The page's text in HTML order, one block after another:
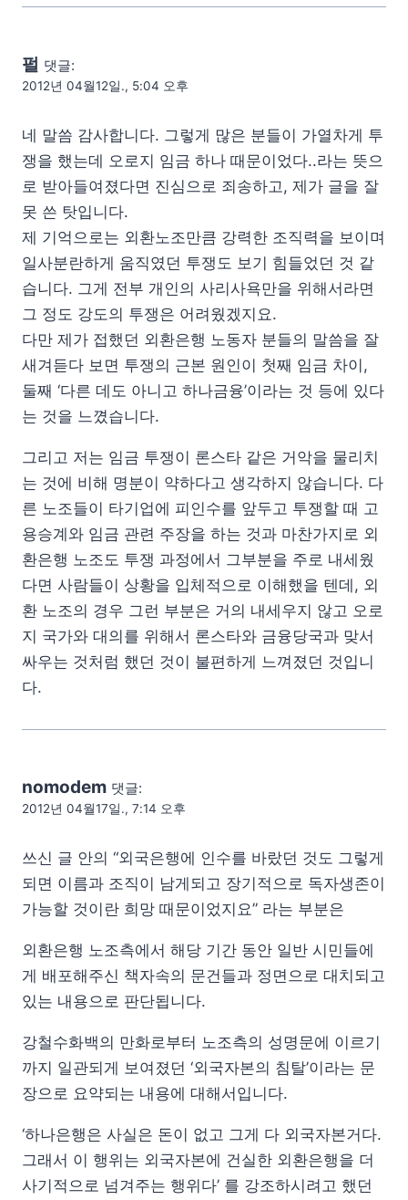
펄 댓글:
2012년 04월12일., 5:04 오후
네 말씀 감사합니다. 그렇게 많은 분들이 가열차게 투
쟁을 했는데 오로지 임금 하나 때문이었다..라는 뜻으
로 받아들여졌다면 진심으로 죄송하고, 제가 글을 잘
못 쓴 탓입니다.
제 기억으로는 외환노조만큼 강력한 조직력을 보이며
일사분란하게 움직였던 투쟁도 보기 힘들었던 것 같
습니다. 그게 전부 개인의 사리사욕만을 위해서라면
그 정도 강도의 투쟁은 어려웠겠지요.
다만 제가 접했던 외환은행 노동자 분들의 말씀을 잘
새겨듣다 보면 투쟁의 근본 원인이 첫째 임금 차이,
둘째 ‘다른 데도 아니고 하나금융’이라는 것 등에 있다
는 것을 느꼈습니다.
그리고 저는 임금 투쟁이 론스타 같은 거악을 물리치
는 것에 비해 명분이 약하다고 생각하지 않습니다. 다
른 노조들이 타기업에 피인수를 앞두고 투쟁할 때 고
용승계와 임금 관련 주장을 하는 것과 마찬가지로 외
환은행 노조도 투쟁 과정에서 그부분을 주로 내세웠
다면 사람들이 상황을 입체적으로 이해했을 텐데, 외
환 노조의 경우 그런 부분은 거의 내세우지 않고 오로
지 국가와 대의를 위해서 론스타와 금융당국과 맞서
싸우는 것처럼 했던 것이 불편하게 느껴졌던 것입니
다.
nomodem 댓글:
2012년 04월17일., 7:14 오후
쓰신 글 안의 “외국은행에 인수를 바랐던 것도 그렇게
되면 이름과 조직이 남게되고 장기적으로 독자생존이
가능할 것이란 희망 때문이었지요” 라는 부분은
외환은행 노조측에서 해당 기간 동안 일반 시민들에
게 배포해주신 책자속의 문건들과 정면으로 대치되고
있는 내용으로 판단됩니다.
강철수화백의 만화로부터 노조측의 성명문에 이르기
까지 일관되게 보여졌던 ‘외국자본의 침탈’이라는 문
장으로 요약되는 내용에 대해서입니다.
‘하나은행은 사실은 돈이 없고 그게 다 외국자본거다.
그래서 이 행위는 외국자본에 건실한 외환은행을 더
사기적으로 넘겨주는 행위다’ 를 강조하시려고 했던